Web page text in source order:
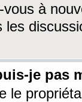
à
les
je pas
le